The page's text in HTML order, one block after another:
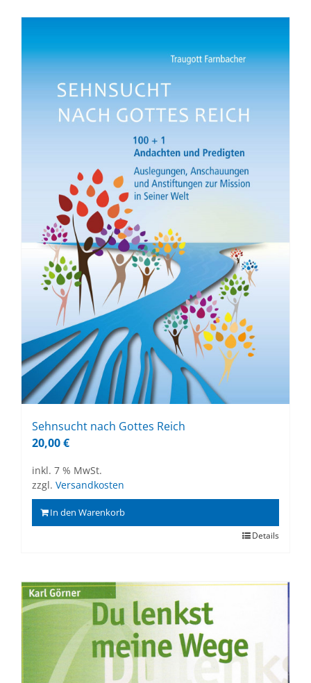
Sehn­sucht nach Got­tes Reich
20,00€
inkl. 7 % MwSt.
zzgl. Versandkosten
In den Warenkorb
Details